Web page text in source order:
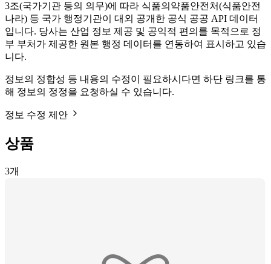
3조(국가기관 등의 의무)에 따라 식품의약품안전처(식품안전
나라) 등 국가 행정기관이 대외 공개한 공식 공공 API 데이터
입니다. 당사는 산업 정보 제공 및 공익적 편의를 목적으로 정
부 부처가 제공한 원본 행정 데이터를 연동하여 표시하고 있습
니다.
정보의 정합성 등 내용의 수정이 필요하시다면 하단 링크를 통
해 정보의 정정을 요청하실 수 있습니다.
정보 수정 제안
상품
3개